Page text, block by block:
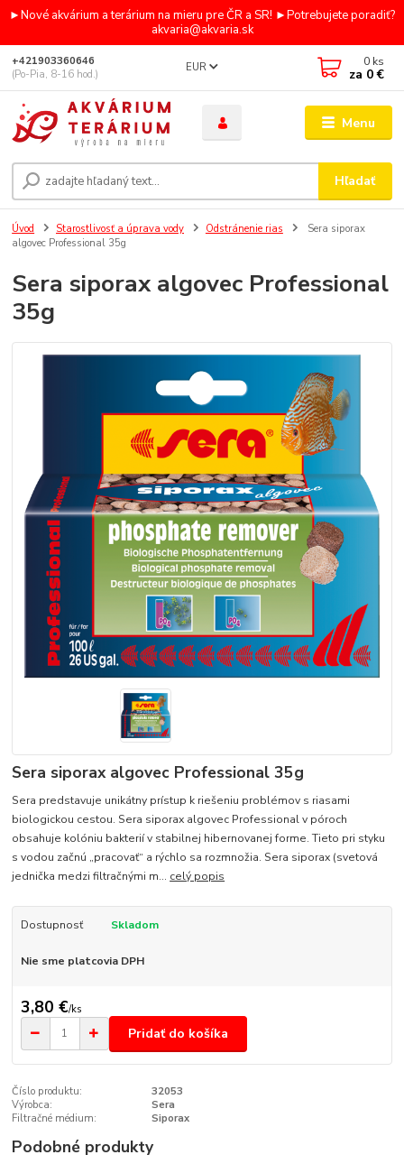
►Nové akvárium a terárium na mieru pre ČR a SR! ►Potrebujete poradiť?
akvaria@akvaria.sk
Menu
EUR
Hľadať
+421903360646
(Po-Pia, 8-16 hod.)
0 ks
za 0 €
Úvod Starostlivosť a úprava vody Odstránenie rias
Sera siporax
algovec Professional 35g
Sera siporax algovec Professional
35g
Sera siporax algovec Professional 35g
Sera predstavuje unikátny prístup k riešeniu problémov s riasami
biologickou cestou. Sera siporax algovec Professional v póroch
obsahuje kolóniu bakterií v stabilnej hibernovanej forme. Tieto pri styku
s vodou začnú „pracovať“ a rýchlo sa rozmnožia. Sera siporax (svetová
jednička medzi filtračnými m... celý popis
Dostupnosť Skladom
Nie sme platcovia DPH
3,80 €/ks
Pridať do košíka
Číslo produktu:
32053
Výrobca:
Sera
Filtračné médium:
Siporax
Podobné produkty